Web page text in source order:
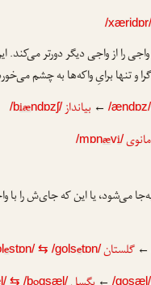
/
را از واجی دیگر دورتر می‌کند.
و تنها برایِ واکه‌ها به چشم
/ændɒz/
← بیانداز /biændɒzʃ/
مانوی /mɒnævi/
می‌شود، یا این که جای‌ش را
گلستان estɒn/⇆ /golsetɒn/
/gosæl/
⇆ /b gsæl/